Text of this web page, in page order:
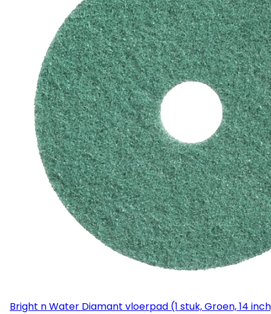
Bright n Water Diamant vloerpad (1 stuk, Groen, 14